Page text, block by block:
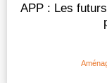
APP : Les